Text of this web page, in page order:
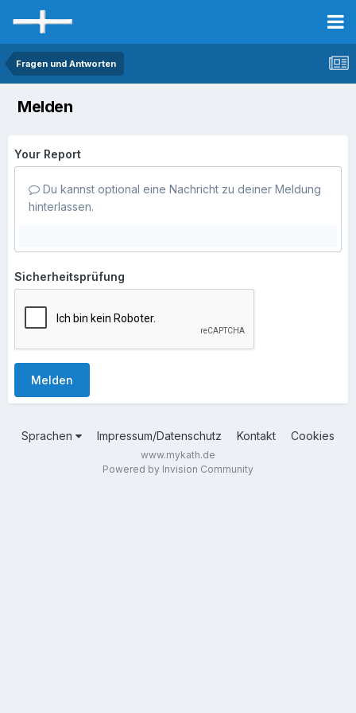
Fragen und Antworten
Melden
Your Report
Du kannst optional eine Nachricht zu deiner Meldung
hinterlassen.
Sicherheitsprüfung
Melden
Sprachen Impressum/Datenschutz Kontakt Cookies
www.mykath.de
Powered by Invision Community